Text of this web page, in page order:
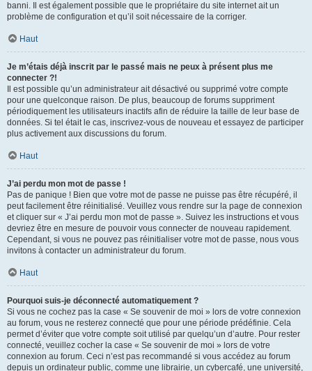
banni. Il est également possible que le propriétaire du site internet ait un
problème de configuration et qu’il soit nécessaire de la corriger.
Haut
Je m’étais déjà inscrit par le passé mais ne peux à présent plus me
connecter ?!
Il est possible qu’un administrateur ait désactivé ou supprimé votre compte
pour une quelconque raison. De plus, beaucoup de forums suppriment
périodiquement les utilisateurs inactifs afin de réduire la taille de leur base de
données. Si tel était le cas, inscrivez-vous de nouveau et essayez de participer
plus activement aux discussions du forum.
Haut
J’ai perdu mon mot de passe !
Pas de panique ! Bien que votre mot de passe ne puisse pas être récupéré, il
peut facilement être réinitialisé. Veuillez vous rendre sur la page de connexion
et cliquer sur « J’ai perdu mon mot de passe ». Suivez les instructions et vous
devriez être en mesure de pouvoir vous connecter de nouveau rapidement.
Cependant, si vous ne pouvez pas réinitialiser votre mot de passe, nous vous
invitons à contacter un administrateur du forum.
Haut
Pourquoi suis-je déconnecté automatiquement ?
Si vous ne cochez pas la case « Se souvenir de moi » lors de votre connexion
au forum, vous ne resterez connecté que pour une période prédéfinie. Cela
permet d’éviter que votre compte soit utilisé par quelqu’un d’autre. Pour rester
connecté, veuillez cocher la case « Se souvenir de moi » lors de votre
connexion au forum. Ceci n’est pas recommandé si vous accédez au forum
depuis un ordinateur public, comme une librairie, un cybercafé, une université,